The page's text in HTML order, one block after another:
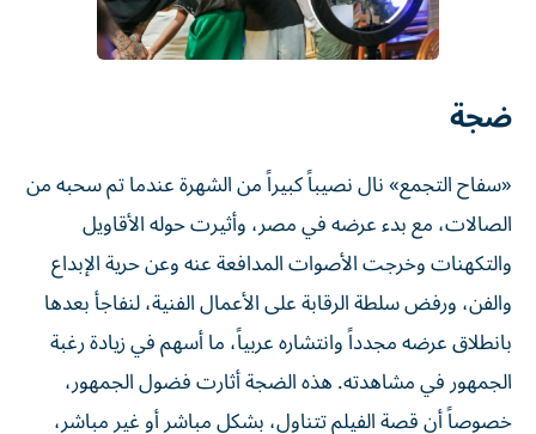
ضجة
«سفاح التجمع» نال نصيباً كبيراً من الشهرة عندما تم سحبه من
الصالات، مع بدء عرضه في مصر، وأثيرت حوله الأقاويل
والتكهنات وخرجت الأصوات المدافعة عنه وعن حرية الإبداع
والفن، ورفض سلطة الرقابة على الأعمال الفنية، لنفاجأ بعدها
بانطلاق عرضه مجدداً وانتشاره عربياً، ما أسهم في زيادة رغبة
الجمهور في مشاهدته. هذه الضجة أثارت فضول الجمهور،
خصوصاً أن قصة الفيلم تتناول، بشكل مباشر أو غير مباشر،